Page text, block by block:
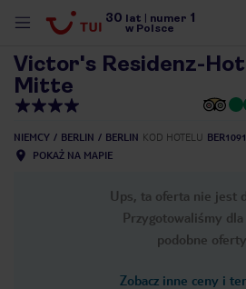
30 lat numer 1
w Polsce
Victor's Residenz-
Mitte
NIEMCY BERLIN BERLIN KOD HOTELU
POKAŻ NA MAPIE
Ups, ta oferta nie jest
Przygotowaliśmy
podobne
Zobacz inne ceny i